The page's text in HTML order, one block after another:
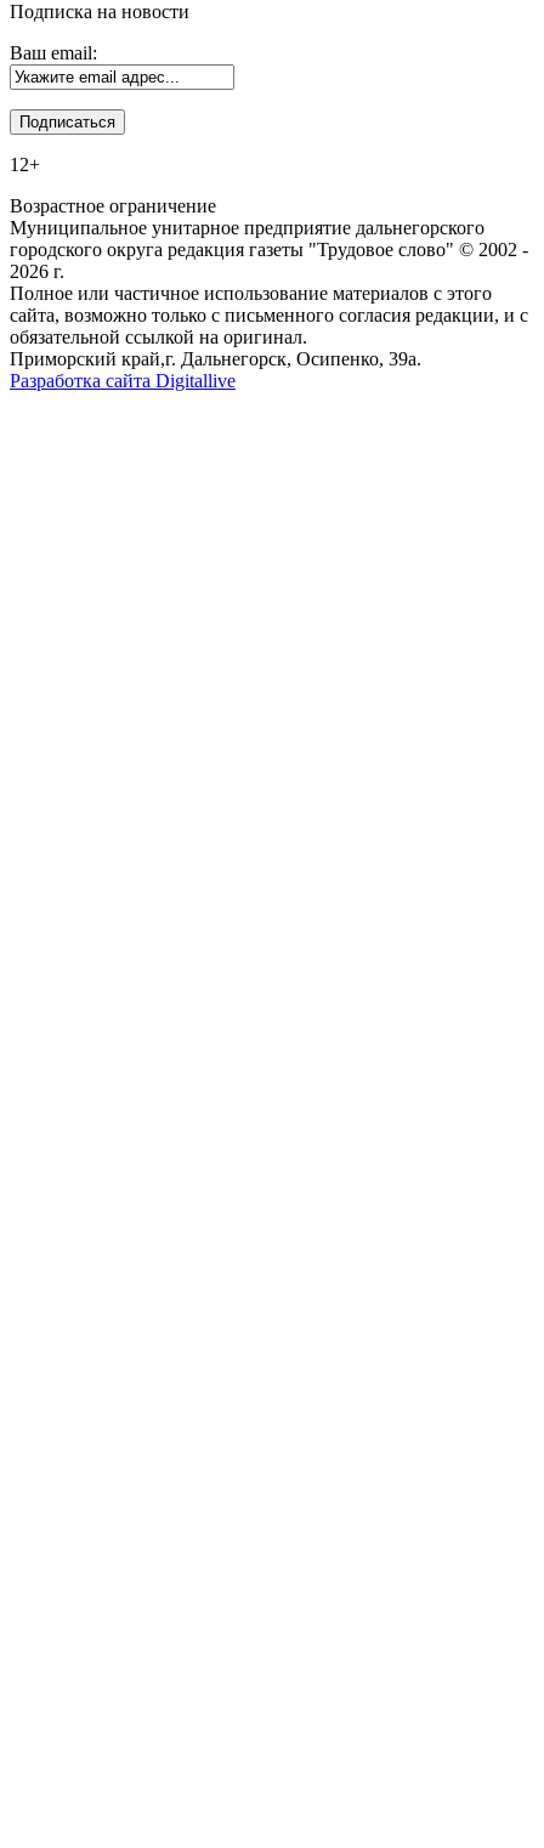
Подписка на новости
Ваш email:
12+
Возрастное ограничение
Муниципальное унитарное предприятие дальнегорского
городского округа редакция газеты "Трудовое слово" © 2002 -
2026 г.
Полное или частичное использование материалов с этого
сайта, возможно только с письменного согласия редакции, и с
обязательной ссылкой на оригинал.
Приморский край,г. Дальнегорск, Осипенко, 39а.
Разработка сайта Digitallive